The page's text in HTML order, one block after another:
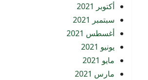
أكتوبر 2021
سبتمبر 2021
أغسطس 2021
يونيو 2021
مايو 2021
مارس 2021